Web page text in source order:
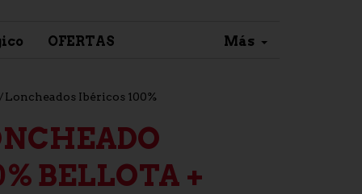
Más
OFERTAS
Loncheados Ibéricos 100%
BELLOTA +